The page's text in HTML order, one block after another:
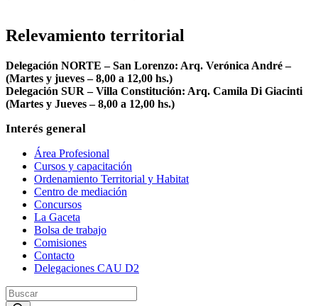
Relevamiento territorial
Delegación NORTE – San Lorenzo: Arq. Verónica André –
(Martes y jueves – 8,00 a 12,00 hs.)
Delegación SUR – Villa Constitución: Arq. Camila Di Giacinti
(Martes y Jueves – 8,00 a 12,00 hs.)
Interés general
Área Profesional
Cursos y capacitación
Ordenamiento Territorial y Habitat
Centro de mediación
Concursos
La Gaceta
Bolsa de trabajo
Comisiones
Contacto
Delegaciones CAU D2